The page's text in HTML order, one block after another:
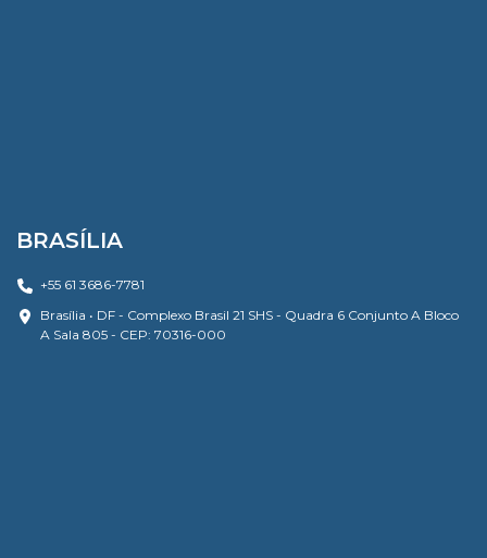
BRASÍLIA
+55 61 3686-7781
Brasília • DF - Complexo Brasil 21 SHS - Quadra 6 Conjunto A Bloco
A Sala 805 - CEP: 70316-000